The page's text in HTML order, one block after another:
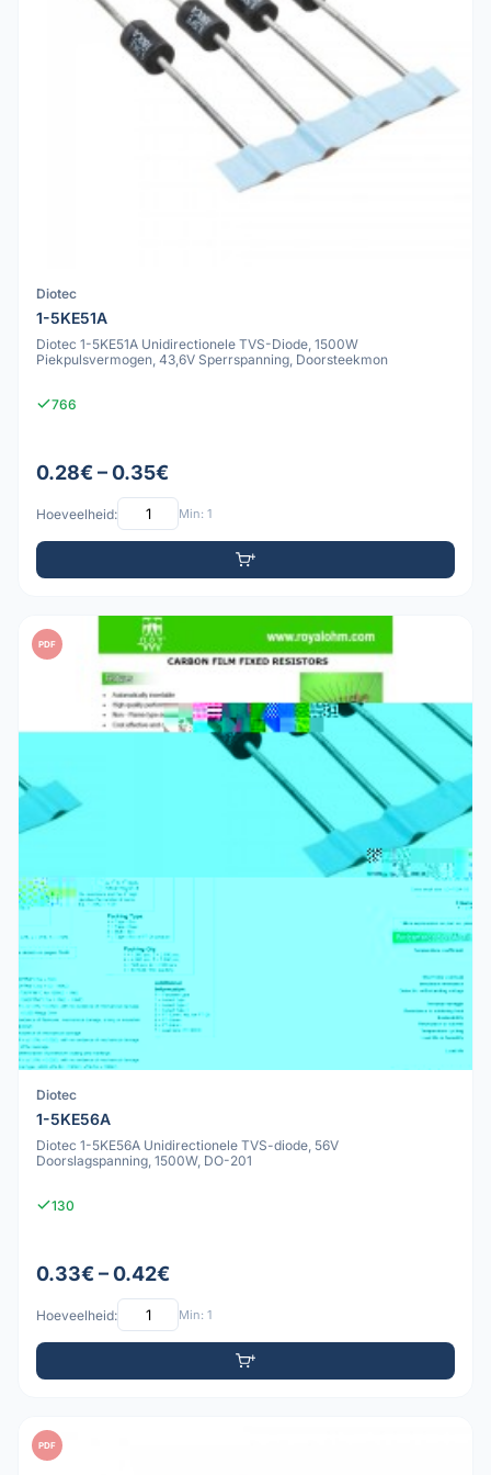
Diotec
1-5KE51A
Diotec 1-5KE51A Unidirectionele TVS-Diode, 1500W
Piekpulsvermogen, 43,6V Sperrspanning, Doorsteekmon
766
0.28€ – 0.35€
Hoeveelheid: Min: 1
PDF
Diotec
1-5KE56A
Diotec 1-5KE56A Unidirectionele TVS-diode, 56V
Doorslagspanning, 1500W, DO-201
130
0.33€ – 0.42€
Hoeveelheid: Min: 1
PDF